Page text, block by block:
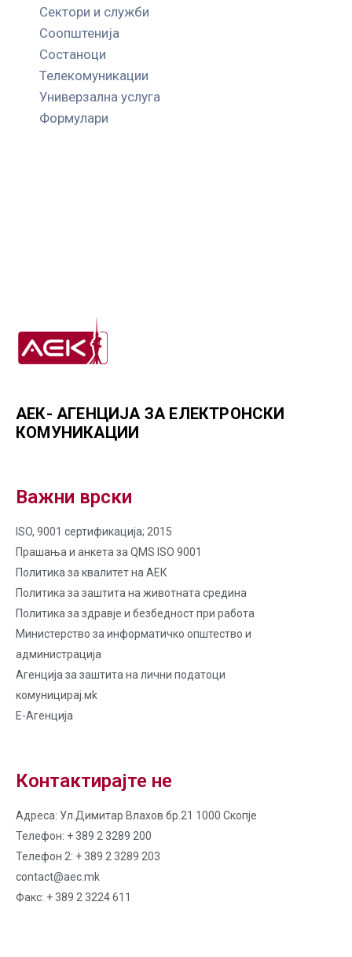
Сектори и служби
Соопштенија
Состаноци
Телекомуникации
Универзална услуга
Формулари
АЕК- АГЕНЦИЈА ЗА ЕЛЕКТРОНСКИ
КОМУНИКАЦИИ
Важни врски
ISO, 9001 сертификација; 2015
Прашања и анкета за QMS ISO 9001
Политика за квалитет на AЕК
Политика за заштита на животната средина
Политика за здравје и безбедност при работа
Министерство за информатичко општество и
администрација
Агенција за заштита на лични податоци
комуницирај.мk
Е-Агенција
Контактирајте не
Адреса: Ул.Димитар Влахов бр.21 1000 Скопје
Телефон: + 389 2 3289 200
Телефон 2: + 389 2 3289 203
contact@aec.mk
Факс: + 389 2 3224 611